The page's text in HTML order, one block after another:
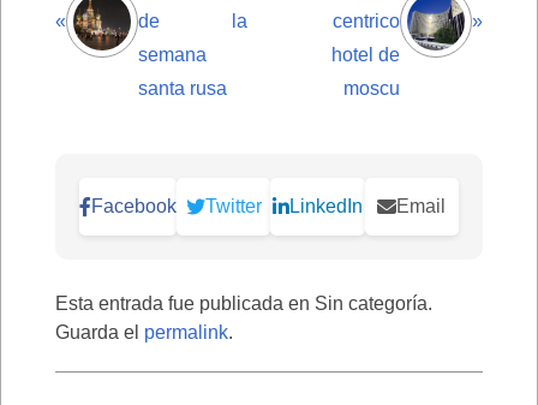
«
de la
semana
santa rusa
centrico
hotel de
moscu
»
Facebook Twitter LinkedIn Email
Esta entrada fue publicada en Sin categoría.
Guarda el permalink.